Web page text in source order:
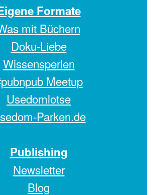
Formate
mit Büchern
Doku-Liebe
Wissensperlen
Meetup
Usedomlotse
Parken.de
Publishing
Newsletter
Blog